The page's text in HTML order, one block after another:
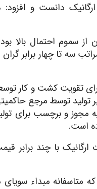
دانست و افزود:
از سموم احتمال بالا
سه تا چهار برابر گران
تقویت کشت و کار
تولید توسط مرجع
مجوز و برچسب برای
است.
با چند برابر
متاسفانه مبداء سویای